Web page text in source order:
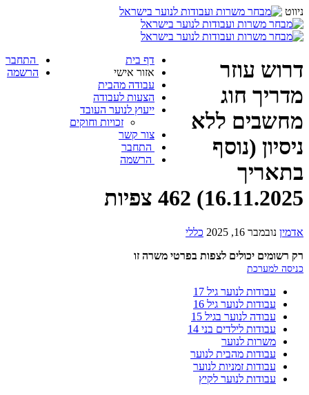
ניווט
התחבר
הרשמה
דף בית
אזור אישי
עבודה מהבית
הצעות לעבודה
ייעוץ לנוער העובד
זכויות וחוקים
צור קשר
התחבר
הרשמה
דרוש עוזר
מדריך חוג
מחשבים ללא
ניסיון (נוסף
בתאריך
16.11.2025)
462 צפיות
אדמין נובמבר 16, 2025
כללי
רק רשומים יכולים לצפות בפרטי משרה זו
כניסה למערכת
עבודות לנוער גיל 17
עבודות לנוער גיל 16
עבודה לנוער בגיל 15
עבודות לילדים בני 14
משרות לנוער
עבודות מהבית לנוער
עבודות זמניות לנוער
עבודות לנוער לקיץ